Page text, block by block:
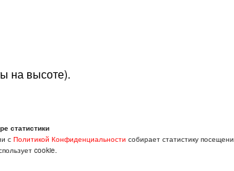
на высоте).
статистики
с Политикой Конфиденциальности собирает статистику
cookie.